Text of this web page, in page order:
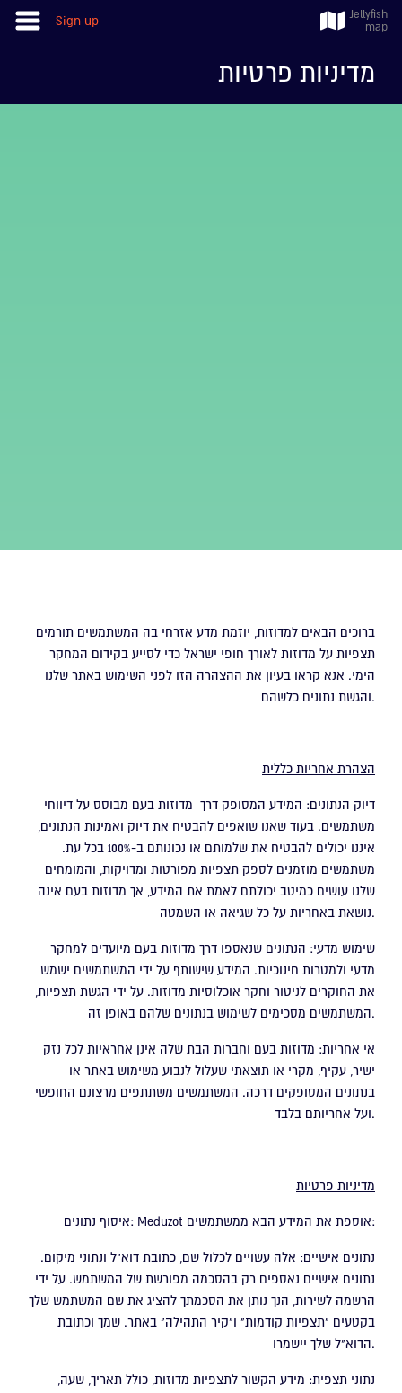
Sign up
Jellyfish
map
מדיניות פרטיות
ברוכים הבאים למדוזות, יוזמת מדע אזרחי בה המשתמשים תורמים
תצפיות על מדוזות לאורך חופי ישראל כדי לסייע בקידום המחקר
הימי. אנא קראו בעיון את ההצהרה הזו לפני השימוש באתר שלנו
והגשת נתונים כלשהם.
הצהרת אחריות כללית
דיוק הנתונים: המידע המסופק דרך מדוזות בעם מבוסס על דיווחי
משתמשים. בעוד שאנו שואפים להבטיח את דיוק ואמינות הנתונים,
איננו יכולים להבטיח את שלמותם או נכונותם ב-100% בכל עת.
משתמשים מוזמנים לספק תצפיות מפורטות ומדויקות, והמומחים
שלנו עושים כמיטב יכולתם לאמת את המידע, אך מדוזות בעם אינה
נושאת באחריות על כל שגיאה או השמטה.
שימוש מדעי: הנתונים שנאספו דרך מדוזות בעם מיועדים למחקר
מדעי ולמטרות חינוכיות. המידע שישותף על ידי המשתמשים ישמש
את החוקרים לניטור וחקר אוכלוסיות מדוזות. על ידי הגשת תצפיות,
המשתמשים מסכימים לשימוש בנתונים שלהם באופן זה.
אי אחריות: מדוזות בעם וחברות הבת שלה אינן אחראיות לכל נזק
ישיר, עקיף, מקרי או תוצאתי שעלול לנבוע משימוש באתר או
בנתונים המסופקים דרכה. המשתמשים משתתפים מרצונם החופשי
ועל אחריותם בלבד.
מדיניות פרטיות
איסוף נתונים: Meduzot אוספת את המידע הבא ממשתמשים:
נתונים אישיים: אלה עשויים לכלול שם, כתובת דוא"ל ונתוני מיקום.
נתונים אישיים נאספים רק בהסכמה מפורשת של המשתמש. על ידי
הרשמה לשירות, הנך נותן את הסכמתך להציג את שם המשתמש שלך
בקטעים "תצפיות קודמות" ו"קיר התהילה" באתר. שמך וכתובת
הדוא"ל שלך יישמרו.
נתוני תצפית: מידע הקשור לתצפיות מדוזות, כולל תאריך, שעה,